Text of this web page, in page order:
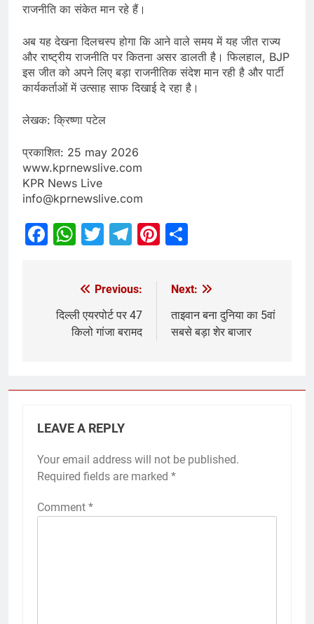
राजनीति का संकेत मान रहे हैं।
अब यह देखना दिलचस्प होगा कि आने वाले समय में यह जीत राज्य
और राष्ट्रीय राजनीति पर कितना असर डालती है। फिलहाल, BJP
इस जीत को अपने लिए बड़ा राजनीतिक संदेश मान रही है और पार्टी
कार्यकर्ताओं में उत्साह साफ दिखाई दे रहा है।
लेखक: क्रिष्णा पटेल
प्रकाशित: 25 may 2026
www.kprnewslive.com
KPR News Live
info@kprnewslive.com
Facebook
WhatsApp
Twitter
Telegram
Pinterest
Previous:
दिल्ली एयरपोर्ट पर 47
किलो गांजा बरामद
Next:
ताइवान बना दुनिया का 5वां
सबसे बड़ा शेर बाजार
LEAVE A REPLY
Your email address will not be published.
Required fields are marked *
Comment *